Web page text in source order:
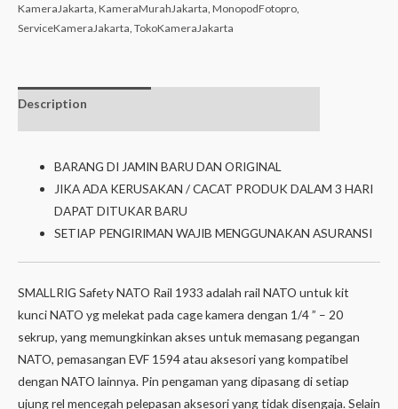
KameraJakarta KameraMurahJakarta MonopodFotopro
ServiceKameraJakarta TokoKameraJakarta
Description
BARANG DI JAMIN BARU DAN ORIGINAL
JIKA ADA KERUSAKAN / CACAT PRODUK DALAM 3 HARI
DAPAT DITUKAR BARU
SETIAP PENGIRIMAN WAJIB MENGGUNAKAN ASURANSI
SMALLRIG Safety NATO Rail 1933 adalah rail NATO untuk kit
kunci NATO yg melekat pada cage kamera dengan 1/4 ” – 20
sekrup, yang memungkinkan akses untuk memasang pegangan
NATO, pemasangan EVF 1594 atau aksesori yang kompatibel
dengan NATO lainnya. Pin pengaman yang dipasang di setiap
ujung rel mencegah pelepasan aksesori yang tidak disengaja. Selain